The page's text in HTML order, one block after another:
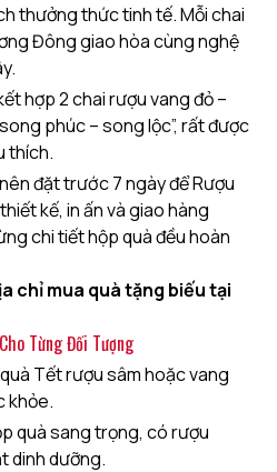
thưởng thức tinh tế. Mỗi chai
Đông giao hòa cùng nghệ
hợp 2 chai rượu vang đỏ –
phúc – song lộc”, rất được
thích.
đặt trước 7 ngày để Rượu
kế, in ấn và giao hàng
chi tiết hộp quà đều hoàn
chỉ mua quà tặng biếu tại
Từng Đối Tượng
Tết rượu sâm hoặc vang
khỏe.
quà sang trọng, có rượu
dinh dưỡng.